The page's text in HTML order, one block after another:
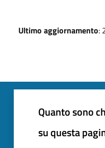
Ultimo aggiornamento:
Quanto sono
su questa